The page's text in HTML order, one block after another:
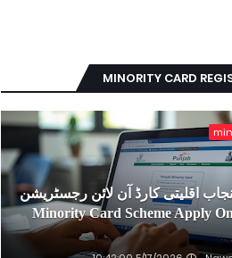
MINORITY CARD
اقلیتی کارڈ آن لائن رجسٹریشن
2026 Minority Card Scheme Apply